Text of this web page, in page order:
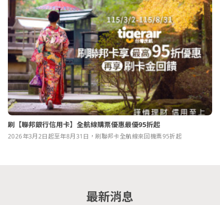
刷【聯邦銀行信用卡】全航線購票優惠最優95折起
2026年3月2日起至年8月31日，刷聯邦卡全航線來回機票95折起
最新消息